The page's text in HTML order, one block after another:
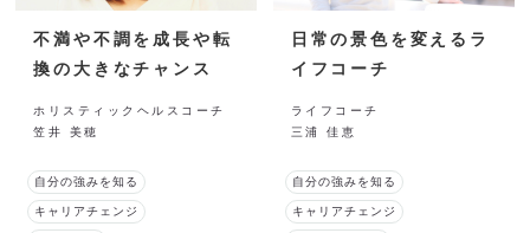
不満や不調を成長や転
換の大きなチャンス
ホリスティックヘルスコーチ
笠井 美穂
自分の強みを知る
キャリアチェンジ
日常の景色を変えるラ
イフコーチ
ライフコーチ
三浦 佳恵
自分の強みを知る
キャリアチェンジ